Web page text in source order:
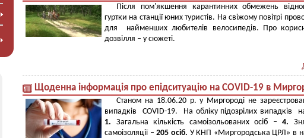
Після пом'якшення карантинних обмежень
гуртки на станції юних туристів. На свіжому повітрі
для найменших любителів велосипедів. Про
дозвілля – у сюжеті.
Щоденна інформація про епідситуацію на COVID-19 в
Станом на 18.06.20 р. у Миргороді не
випадків COVID-19. На обліку підозрілих випадків
1. Загальна кількість самоізольованих осіб –4.
самоізоляції –205 осіб. У КНП «Миргородська ЦРЛ» в